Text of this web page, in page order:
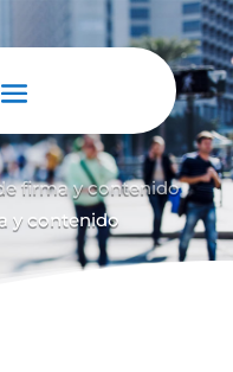
firma y contenido
y contenido